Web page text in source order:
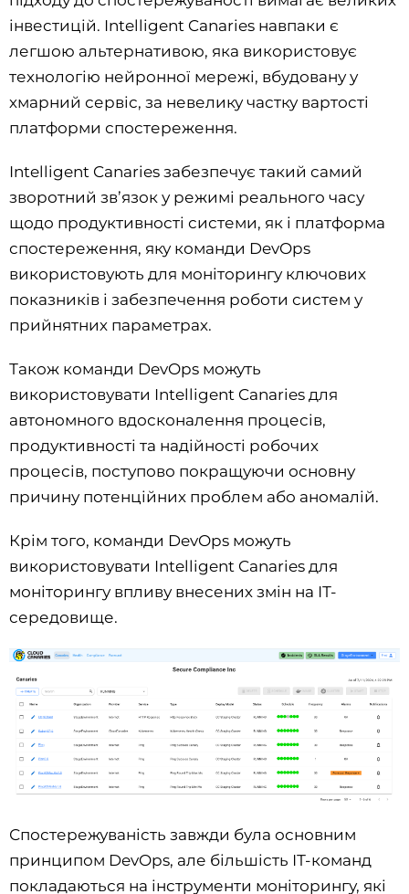
інвестицій. Intelligent Canaries навпаки є
легшою альтернативою, яка використовує
технологію нейронної мережі, вбудовану у
хмарний сервіс, за невелику частку вартості
платформи спостереження.
Intelligent Canaries забезпечує такий самий
зворотний зв’язок у режимі реального часу
щодо продуктивності системи, як і платформа
спостереження, яку команди DevOps
використовують для моніторингу ключових
показників і забезпечення роботи систем у
прийнятних параметрах.
Також команди DevOps можуть
використовувати Intelligent Canaries для
автономного вдосконалення процесів,
продуктивності та надійності робочих
процесів, поступово покращуючи основну
причину потенційних проблем або аномалій.
Крім того, команди DevOps можуть
використовувати Intelligent Canaries для
моніторингу впливу внесених змін на ІТ-
середовище.
Спостережуваність завжди була основним
принципом DevOps, але більшість ІТ-команд
покладаються на інструменти моніторингу, які